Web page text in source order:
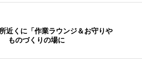
近くに「作業ラウンジ＆お守りや
ものづくりの場に